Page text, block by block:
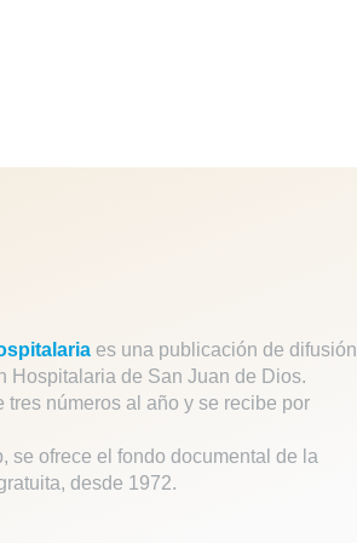
es una publicación de difusión
Hospitalaria de San Juan de Dios.
tres números al año y se recibe por
se ofrece el fondo documental de la
desde 1972.